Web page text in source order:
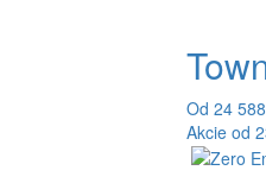
Od 24
Akcie od